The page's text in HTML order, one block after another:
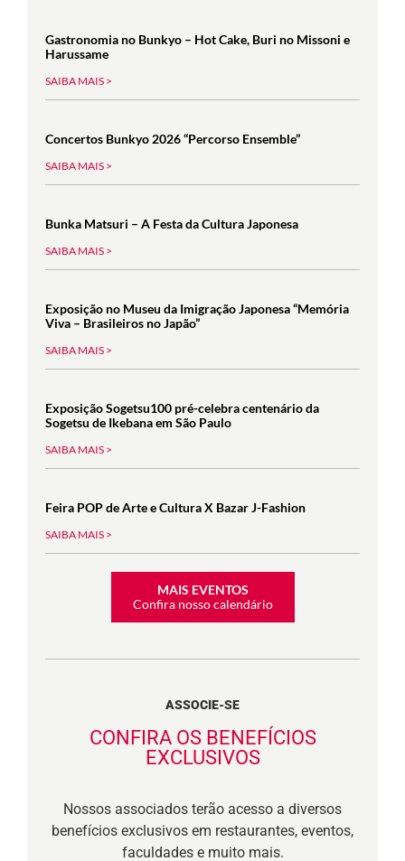
Gastronomia no Bunkyo – Hot Cake, Buri no Missoni e
Harussame
SAIBA MAIS >
Concertos Bunkyo 2026 “Percorso Ensemble”
SAIBA MAIS >
Bunka Matsuri – A Festa da Cultura Japonesa
SAIBA MAIS >
Exposição no Museu da Imigração Japonesa “Memória
Viva – Brasileiros no Japão”
SAIBA MAIS >
Exposição Sogetsu100 pré-celebra centenário da
Sogetsu de Ikebana em São Paulo
SAIBA MAIS >
Feira POP de Arte e Cultura X Bazar J-Fashion
SAIBA MAIS >
MAIS EVENTOS
Confira nosso calendário
ASSOCIE-SE
CONFIRA OS BENEFÍCIOS
EXCLUSIVOS
Nossos associados terão acesso a diversos
benefícios exclusivos em restaurantes, eventos,
faculdades e muito mais.